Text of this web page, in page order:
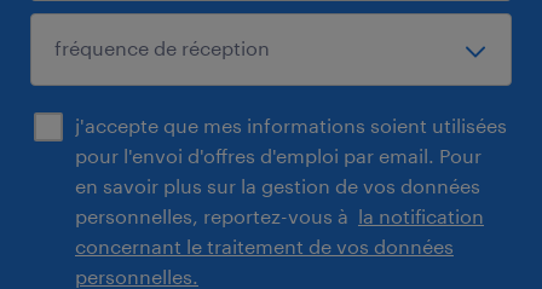
j'accepte que mes informations soient utilisées
pour l'envoi d'offres d'emploi par email. Pour
en savoir plus sur la gestion de vos données
personnelles, reportez-vous à la notification
concernant le traitement de vos données
personnelles.